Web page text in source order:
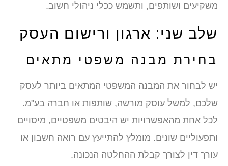
משקיעים ושותפים, ותשמש ככלי ניהולי חשוב.
שלב שני: ארגון ורישום העסק
בחירת מבנה משפטי מתאים
יש לבחור את המבנה המשפטי המתאים ביותר לעסק
שלכם, למשל עוסק מורשה, שותפות או חברה בע"מ.
לכל אחת מהאפשרויות יש היבטים משפטיים, מיסויים
ותפעוליים שונים. מומלץ להתייעץ עם רואה חשבון או
עורך דין לצורך קבלת ההחלטה הנכונה.